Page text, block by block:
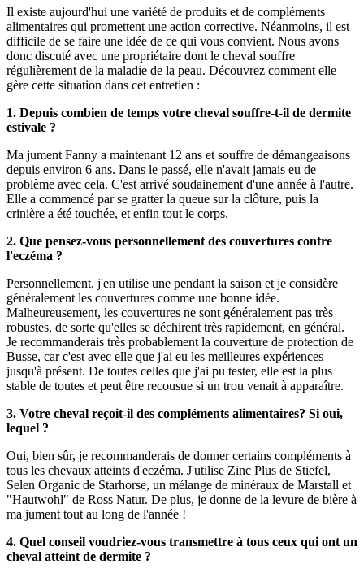
Il existe aujourd'hui une variété de produits et de compléments
alimentaires qui promettent une action corrective. Néanmoins, il est
difficile de se faire une idée de ce qui vous convient. Nous avons
donc discuté avec une propriétaire dont le cheval souffre
régulièrement de la maladie de la peau. Découvrez comment elle
gère cette situation dans cet entretien :
1. Depuis combien de temps votre cheval souffre-t-il de dermite
estivale ?
Ma jument Fanny a maintenant 12 ans et souffre de démangeaisons
depuis environ 6 ans. Dans le passé, elle n'avait jamais eu de
problème avec cela. C'est arrivé soudainement d'une année à l'autre.
Elle a commencé par se gratter la queue sur la clôture, puis la
crinière a été touchée, et enfin tout le corps.
2. Que pensez-vous personnellement des couvertures contre
l'eczéma ?
Personnellement, j'en utilise une pendant la saison et je considère
généralement les couvertures comme une bonne idée.
Malheureusement, les couvertures ne sont généralement pas très
robustes, de sorte qu'elles se déchirent très rapidement, en général.
Je recommanderais très probablement la couverture de protection de
Busse, car c'est avec elle que j'ai eu les meilleures expériences
jusqu'à présent. De toutes celles que j'ai pu tester, elle est la plus
stable de toutes et peut être recousue si un trou venait à apparaître.
3. Votre cheval reçoit-il des compléments alimentaires? Si oui,
lequel ?
Oui, bien sûr, je recommanderais de donner certains compléments à
tous les chevaux atteints d'eczéma. J'utilise Zinc Plus de Stiefel,
Selen Organic de Starhorse, un mélange de minéraux de Marstall et
"Hautwohl" de Ross Natur. De plus, je donne de la levure de bière à
ma jument tout au long de l'année !
4. Quel conseil voudriez-vous transmettre à tous ceux qui ont un
cheval atteint de dermite ?